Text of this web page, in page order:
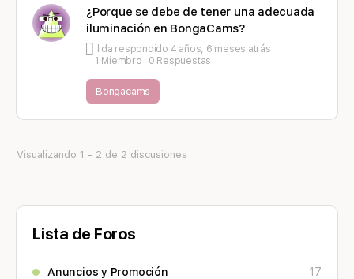
¿Porque se debe de tener una adecuada
iluminación en BongaCams?
lida respondido 4 años, 6 meses atrás
1 Miembro · 0 Respuestas
Bongacams
Visualizando 1 - 2 de 2 discusiones
Lista de Foros
Anuncios y Promoción
17